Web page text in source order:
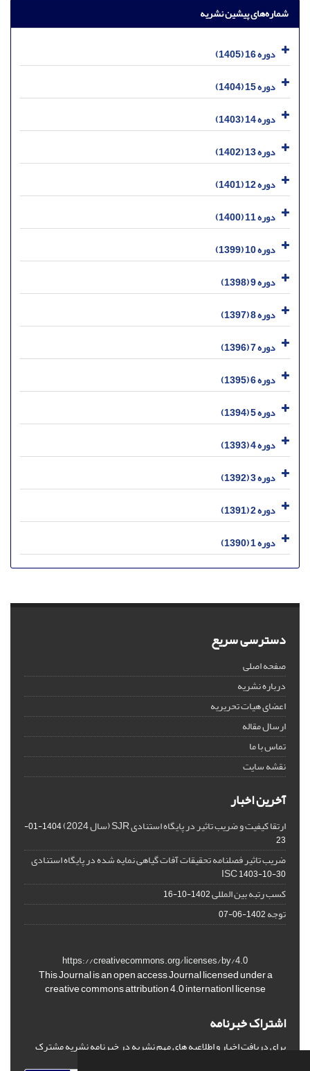
شماره‌های پیشین نشریه
دوره 16 (1405)
دوره 15 (1404)
دوره 14 (1403)
دوره 13 (1402)
دوره 12 (1401)
دوره 11 (1400)
دوره 10 (1399)
دوره 9 (1398)
دوره 8 (1397)
دوره 7 (1396)
دوره 6 (1395)
دوره 5 (1394)
دوره 4 (1393)
دوره 3 (1392)
دوره 2 (1391)
دوره 1 (1390)
دسترسی سریع
صفحه اصلی
درباره نشریه
اعضای هیات تحریریه
ارسال مقاله
تماس با ما
نقشه سایت
آخرین اخبار
ارتقا کیفیت و ضریب تاثیر در پایگاه استنادی SJR (سال 2024)
1404-01-
23
ضریب تاثیر فصلنامه تحقیقات آفات گیاهی نمایه شده در پایگاه استنادی
ISC1403-10-30
کسب رتبه بین المللی1402-10-16
توجه1402-06-07
https://creativecommons.org/licenses/by/4.0
This Journal is an open access Journal licensed under a
creative commons attribution 4.0 internationl license
اشتراک خبرنامه
برای دریافت اخبار و اطلاعیه های مهم نشریه در خبرنامه نشریه مشترک